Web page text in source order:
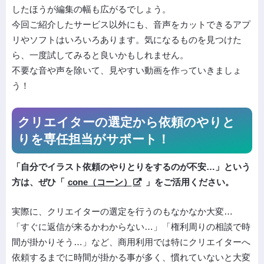
したほうが編集の幅も広がるでしょう。
今回ご紹介したサービス以外にも、音声をカットできるアプ
リやソフトはいろいろあります。気になるものを見つけた
ら、一度試してみると良いかもしれません。
不要な音や声を除いて、見やすい動画を作っていきましょ
う！
クリエイターの選定から依頼のやりと
りを専任担当がサポート！
「自分でイラスト依頼のやりとりをするのが不安…」という
方は、ぜひ「 cone（コーン） 」をご活用ください。
実際に、クリエイターの選定を行うのもなかなか大変…
「すぐに返信が来るかわからない…」「権利周りの相談で時
間が掛かりそう…」など、商用利用では特にクリエイターへ
依頼するまでに時間が掛かる事が多く、慣れていないと大変